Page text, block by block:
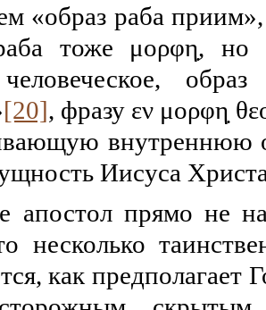
«образ раба
тоже μορφη̣, но
человеческое,
[20], фразу εν μορφη̣
внутреннюю
Иисуса
апостол прямо не
несколько
как предполагает